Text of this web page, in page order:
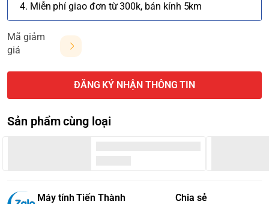
4. Miễn phí giao đơn từ 300k, bán kính 5km
Mã giảm
giá
ĐĂNG KÝ NHẬN THÔNG TIN
Sản phẩm cùng loại
Máy tính Tiến Thành
Chia sẻ